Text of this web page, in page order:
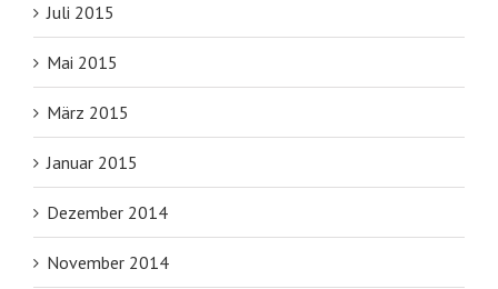
Juli 2015
Mai 2015
März 2015
Januar 2015
Dezember 2014
November 2014